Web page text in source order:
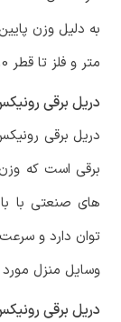
متر و فلز تا قطر 10 میلی متر می باشد.
دریل برقی رونیکس
وسایل منزل مورد
دریل برقی رونیکس